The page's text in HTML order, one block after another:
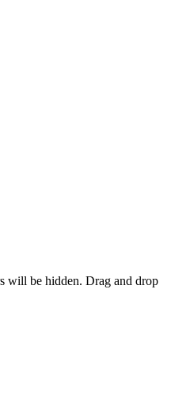
will be hidden. Drag and drop